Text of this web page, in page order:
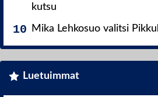
kutsu
Mika Lehkosuo valitsi
Luetuimmat